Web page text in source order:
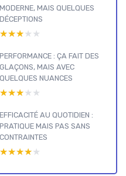
MODERNE, MAIS QUELQUES
DÉCEPTIONS
★★★★★
★★★★★
PERFORMANCE : ÇA FAIT DES
GLAÇONS, MAIS AVEC
QUELQUES NUANCES
★★★★★
★★★★★
EFFICACITÉ AU QUOTIDIEN :
PRATIQUE MAIS PAS SANS
CONTRAINTES
★★★★★
★★★★★